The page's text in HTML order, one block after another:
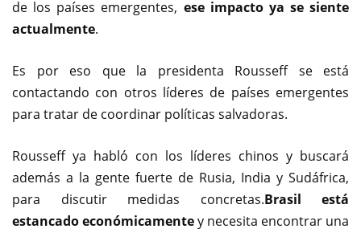
de los países emergentes, ese impacto ya se siente
actualmente.
Es por eso que la presidenta Rousseff se está
contactando con otros líderes de países emergentes
para tratar de coordinar políticas salvadoras.
Rousseff ya habló con los líderes chinos y buscará
además a la gente fuerte de Rusia, India y Sudáfrica,
para discutir medidas concretas.Brasil está
estancado económicamentey necesita encontrar una